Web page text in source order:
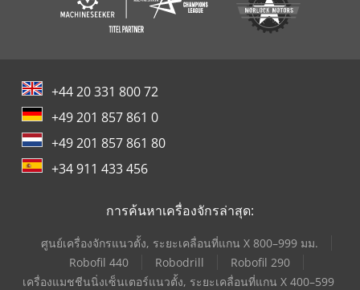
+44 20 331 800 72
+49 201 857 861 0
+49 201 857 861 80
+34 911 433 456
การค้นหาเครื่องจักรล่าสุด:
ศูนย์เครื่องจักรแนวตั้ง, ระยะเคลื่อนที่แกน X 800–999 มม.
Robofil 440
Robodrill
Robofil 290
เครื่องแมชชีนนิ่งเซ็นเตอร์แนวตั้ง, ระยะเคลื่อนที่แกน X 400–599